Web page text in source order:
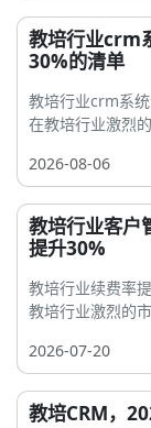
教培行业crm
30%的清单
教培行业crm系
在教培行业激烈
2026-08-06
教培行业客户
提升30%
教培行业续费率
教培行业激烈的
2026-07-20
教培CRM，